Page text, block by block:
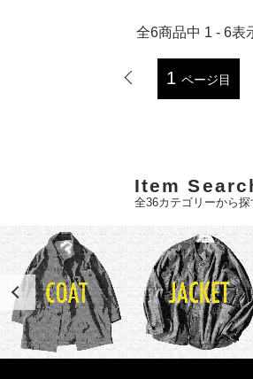
全6商品中 1 - 6表
1 ページ目
Item
全36カテゴリーから探